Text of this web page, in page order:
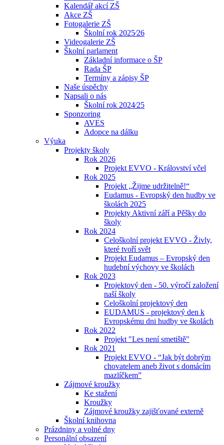
Kalendář akcí ZŠ
Akce ZŠ
Fotogalerie ZŠ
Školní rok 2025⁄26
Videogalerie ZŠ
Školní parlament
Základní informace o ŠP
Rada ŠP
Termíny a zápisy ŠP
Naše úspěchy
Napsali o nás
Školní rok 2024⁄25
Sponzoring
AVES
Adopce na dálku
Výuka
Projekty školy
Rok 2026
Projekt EVVO - Království včel
Rok 2025
Projekt „Žijme udržitelně!“
Eudamus - Evropský den hudby ve
školách 2025
Projekty Aktivní září a Pěšky do
školy
Rok 2024
Celoškolní projekt EVVO - Živly,
které tvoří svět
Projekt Eudamus – Evropský den
hudební výchovy ve školách
Rok 2023
Projektový den - 50. výročí založení
naší školy
Celoškolní projektový den
EUDAMUS - projektový den k
Evropskému dni hudby ve školách
Rok 2022
Projekt "Les není smetiště"
Rok 2021
Projekt EVVO - “Jak být dobrým
chovatelem aneb život s domácím
mazlíčkem”
Zájmové kroužky
Ke stažení
Kroužky
Zájmové kroužky zajišťované externě
Školní knihovna
Prázdniny a volné dny
Personální obsazení